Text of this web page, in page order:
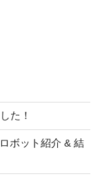
た！
ボット紹介 & 結